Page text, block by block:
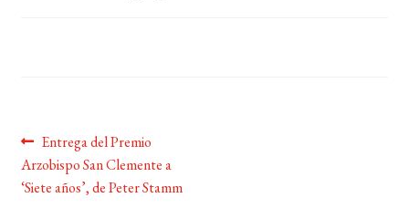
Navegación
de
Anterior:
Entrega del Premio
Arzobispo San Clemente a
‘Siete años’, de Peter Stamm